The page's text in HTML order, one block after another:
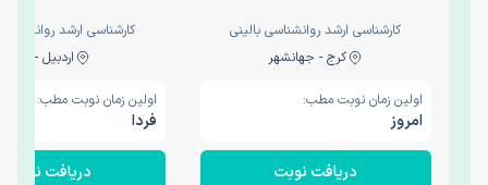
کارشناسی ارشد روانشناسی بالینی
کرج - جهانشهر
اولین زمان نوبت مطب:
امروز
دریافت نوبت
کارشناسی ارشد
اردبیل - والی
اولین زمان نوبت مطب:
فردا
دریافت نوبت